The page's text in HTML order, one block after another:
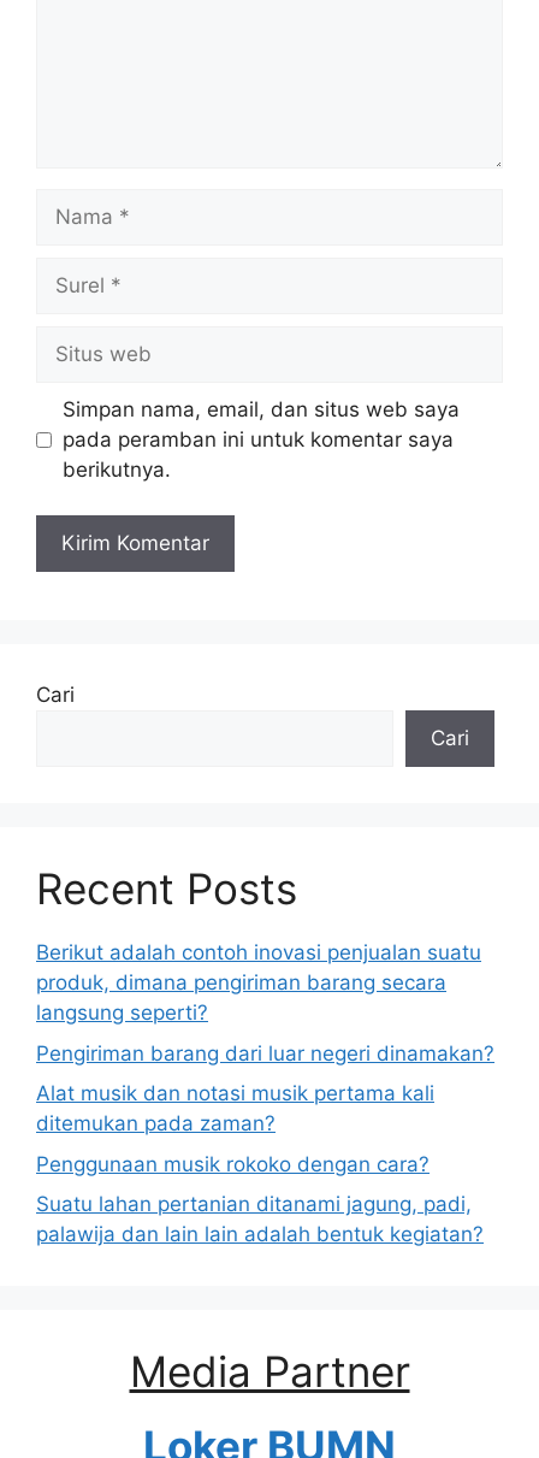
web
Simpan nama, email, dan situs web saya
pada peramban ini untuk komentar saya
berikutnya.
Cari
Cari
Recent Posts
Berikut adalah contoh inovasi penjualan suatu
produk, dimana pengiriman barang secara
langsung seperti?
Pengiriman barang dari luar negeri dinamakan?
Alat musik dan notasi musik pertama kali
ditemukan pada zaman?
Penggunaan musik rokoko dengan cara?
Suatu lahan pertanian ditanami jagung, padi,
palawija dan lain lain adalah bentuk kegiatan?
Media Partner
Loker BUMN